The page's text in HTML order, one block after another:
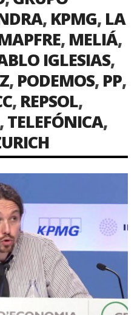
, KPMG, LA
, MELIÁ,
IGLESIAS,
, PODEMOS, PP,
, REPSOL,
,TELEFÓNICA,